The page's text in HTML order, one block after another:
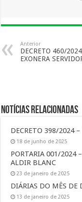
Anterior
DECRETO 460/
EXONERA
Notícias Relacionadas
DECRETO 398/2024
18 de junho de 2025
PORTARIA 001/2024
ALDIR BLANC
23 de janeiro de 2025
DIÁRIAS DO MÊS DE
13 de janeiro de 2025